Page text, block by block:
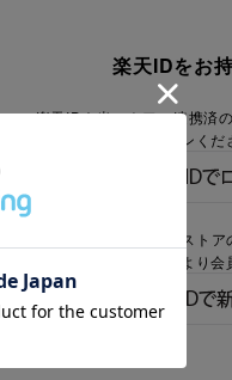
楽天IDをお
楽天IDを当ストアに連携済
ログインくだ
楽天IDをお持ちで、当スト
でないお客様はこちらより会